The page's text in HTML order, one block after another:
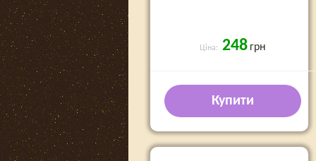
Ціна: 248 грн
Купити